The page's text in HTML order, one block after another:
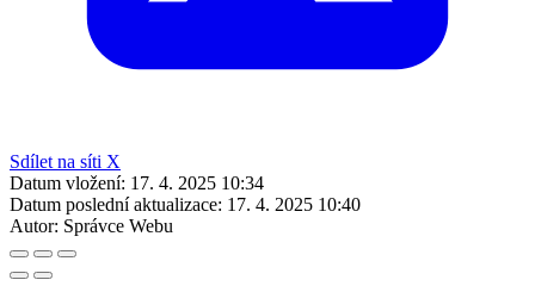
Sdílet na síti X
Datum vložení: 17. 4. 2025 10:34
Datum poslední aktualizace: 17. 4. 2025 10:40
Autor: Správce Webu